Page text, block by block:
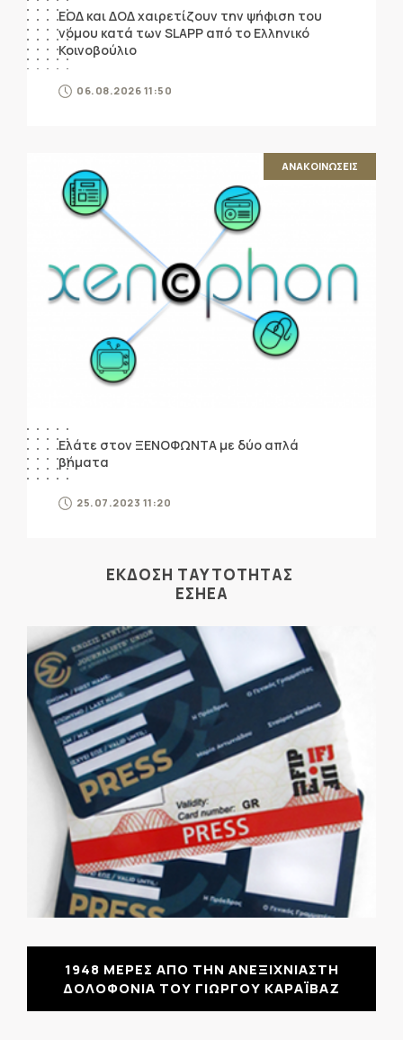
ΕΟΔ και ΔΟΔ χαιρετίζουν την ψήφιση του
νόμου κατά των SLAPP από το Ελληνικό
Κοινοβούλιο
06.08.2026 11:50
ΑΝΑΚΟΙΝΩΣΕΙΣ
Ελάτε στον ΞΕΝΟΦΩΝΤΑ με δύο απλά
βήματα
25.07.2023 11:20
ΕΚΔΟΣΗ ΤΑΥΤΟΤΗΤΑΣ
ΕΣΗΕΑ
1948 ΜΕΡΕΣ ΑΠΟ ΤΗΝ ΑΝΕΞΙΧΝΙΑΣΤΗ
ΔΟΛΟΦΟΝΙΑ ΤΟΥ ΓΙΩΡΓΟΥ ΚΑΡΑΪΒΑΖ